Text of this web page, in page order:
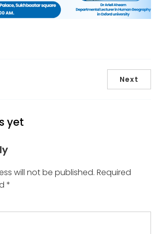
Next
yet
will not be published. Required
*